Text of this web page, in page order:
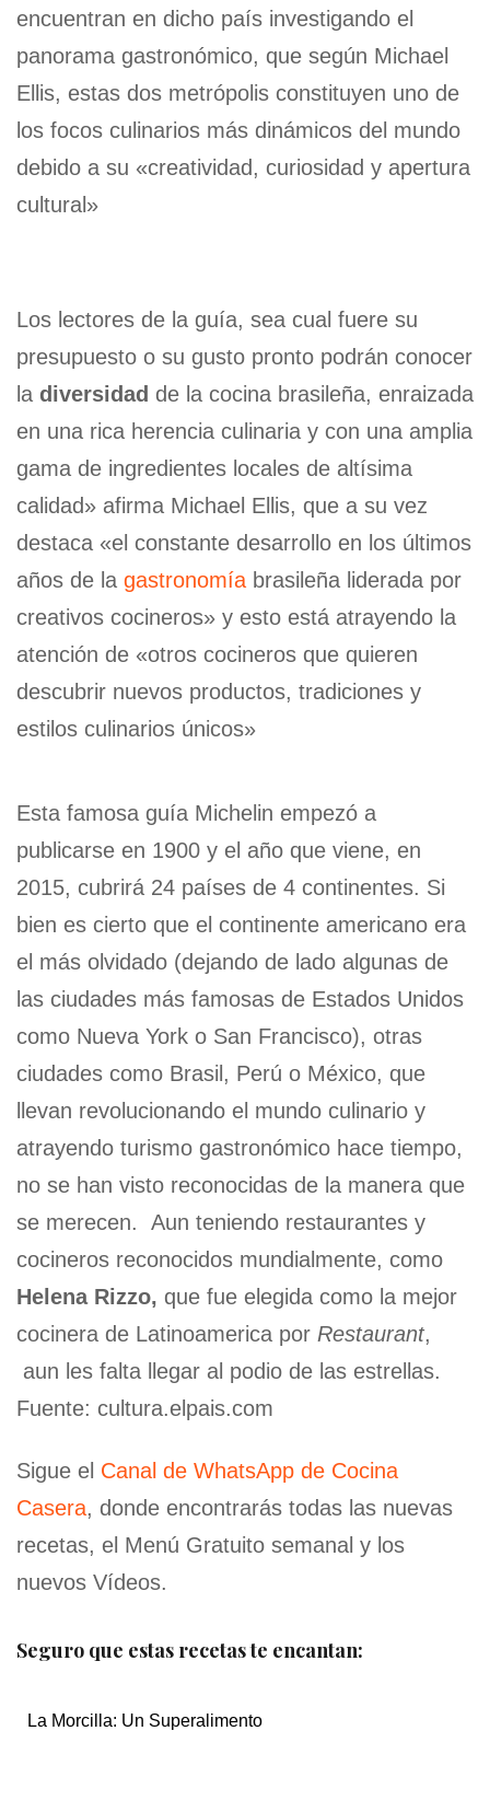
encuentran en dicho país investigando el
panorama gastronómico, que según Michael
Ellis, estas dos metrópolis constituyen uno de
los focos culinarios más dinámicos del mundo
debido a su «creatividad, curiosidad y apertura
cultural»
Los lectores de la guía, sea cual fuere su
presupuesto o su gusto pronto podrán conocer
la diversidad de la cocina brasileña, enraizada
en una rica herencia culinaria y con una amplia
gama de ingredientes locales de altísima
calidad» afirma Michael Ellis, que a su vez
destaca «el constante desarrollo en los últimos
años de la gastronomía brasileña liderada por
creativos cocineros» y esto está atrayendo la
atención de «otros cocineros que quieren
descubrir nuevos productos, tradiciones y
estilos culinarios únicos»
Esta famosa guía Michelin empezó a
publicarse en 1900 y el año que viene, en
2015, cubrirá 24 países de 4 continentes. Si
bien es cierto que el continente americano era
el más olvidado (dejando de lado algunas de
las ciudades más famosas de Estados Unidos
como Nueva York o San Francisco), otras
ciudades como Brasil, Perú o México, que
llevan revolucionando el mundo culinario y
atrayendo turismo gastronómico hace tiempo,
no se han visto reconocidas de la manera que
se merecen. Aun teniendo restaurantes y
cocineros reconocidos mundialmente, como
Helena Rizzo, que fue elegida como la mejor
cocinera de Latinoamerica por Restaurant,
aun les falta llegar al podio de las estrellas.
Fuente: cultura.elpais.com
Sigue el Canal de WhatsApp de Cocina
Casera, donde encontrarás todas las nuevas
recetas, el Menú Gratuito semanal y los
nuevos Vídeos.
Seguro que estas recetas te encantan:
La Morcilla: Un Superalimento